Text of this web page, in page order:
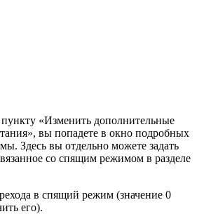
«Изменить дополнительные
вы попадете в окно подробных
Здесь вы отдельно можете задать
со спящим режимом в разделе
в спящий режим (значение 0
его).